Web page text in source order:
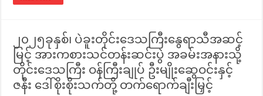
၂၀၂၅ခုနှစ်၊ ပဲခူးတိုင်းဒေသကြီးနွေရာသီအဆင့်
မြင့် အားကစားသင်တန်းဆင်းပွဲ အခမ်းအနားသို့
တိုင်းဒေသကြီး ဝန်ကြီးချုပ် ဦးမျိုးဆွေဝင်းနှင့်
ဇနီး ဒေါ်စိုးစိုးသက်တို့ တက်ရောက်ချီးမြှင့်